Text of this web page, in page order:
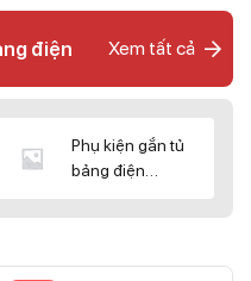
điện Xem tất cả
Phụ kiện gắn tủ
bảng điện